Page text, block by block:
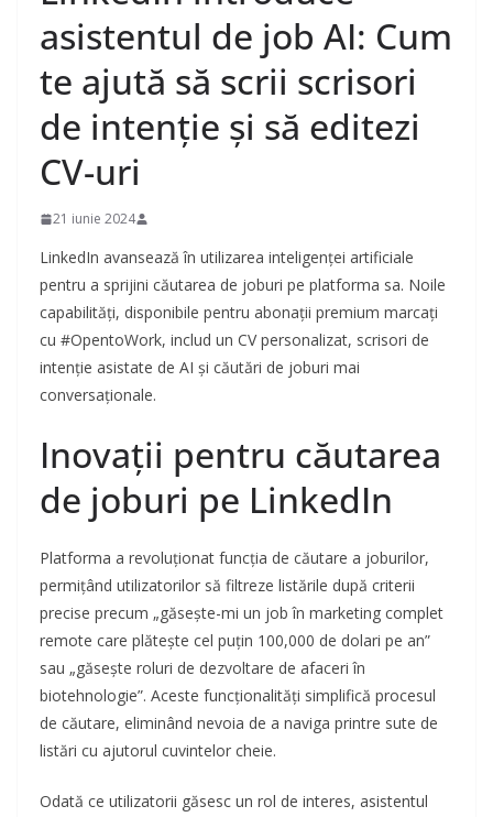
asistentul de job AI: Cum
te ajută să scrii scrisori
de intenție și să editezi
CV-uri
21 iunie 2024
LinkedIn avansează în utilizarea inteligenței artificiale
pentru a sprijini căutarea de joburi pe platforma sa. Noile
capabilități, disponibile pentru abonații premium marcați
cu #OpentoWork, includ un CV personalizat, scrisori de
intenție asistate de AI și căutări de joburi mai
conversaționale.
Inovații pentru căutarea
de joburi pe LinkedIn
Platforma a revoluționat funcția de căutare a joburilor,
permițând utilizatorilor să filtreze listările după criterii
precise precum „găsește-mi un job în marketing complet
remote care plătește cel puțin 100,000 de dolari pe an”
sau „găsește roluri de dezvoltare de afaceri în
biotehnologie”. Aceste funcționalități simplifică procesul
de căutare, eliminând nevoia de a naviga printre sute de
listări cu ajutorul cuvintelor cheie.
Odată ce utilizatorii găsesc un rol de interes, asistentul